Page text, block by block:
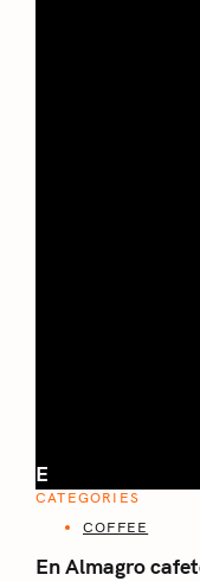
E
CATEGORIES
COFFEE
En Almagro